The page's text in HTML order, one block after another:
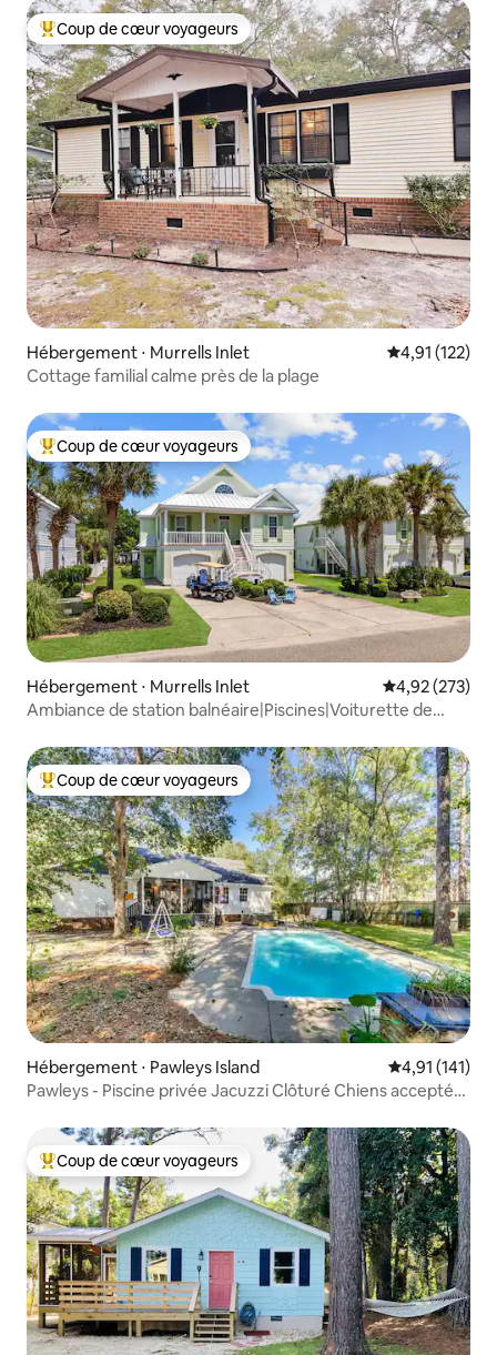
Coups de cœur voyageurs les plus appréciés
Coup de cœur voyageurs
Hébergement ⋅ Murrells Inlet Évaluation
4,91 (122)
Cottage familial calme près de la plage
Coups de cœur voyageurs les plus appréciés
Coup de cœur voyageurs
Hébergement ⋅ Murrells Inlet Évaluation
4,92 (273)
Ambiance de station balnéaire|Piscines|Voiturette de
Coups de cœur voyageurs les plus appréciés
Coup de cœur voyageurs
Hébergement ⋅ Pawleys Island Évaluation
4,91 (141)
Pawleys - Piscine privée Jacuzzi Clôturé Chiens acceptés
Coups de cœur voyageurs les plus appréciés
Coup de cœur voyageurs